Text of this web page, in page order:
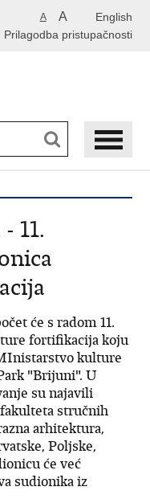
English
A A
Prilagodba pristupačnosti
11.
će s radom 11.
fortifikacija koju
kulture
"Brijuni". U
su najavili
stručnih
arhitektura,
Poljske,
će već
sudionika iz